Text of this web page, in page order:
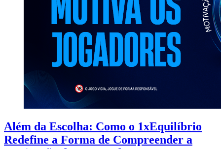
Além da Escolha: Como o 1xEquilíbrio
Redefine a Forma de Compreender a